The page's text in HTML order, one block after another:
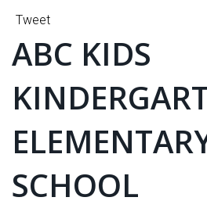
AFILIADOS
ESCUELA DE LA REPUBLICA
CONTRATA PUBLICIDAD
Tweet
ABC KIDS
SCHOOL